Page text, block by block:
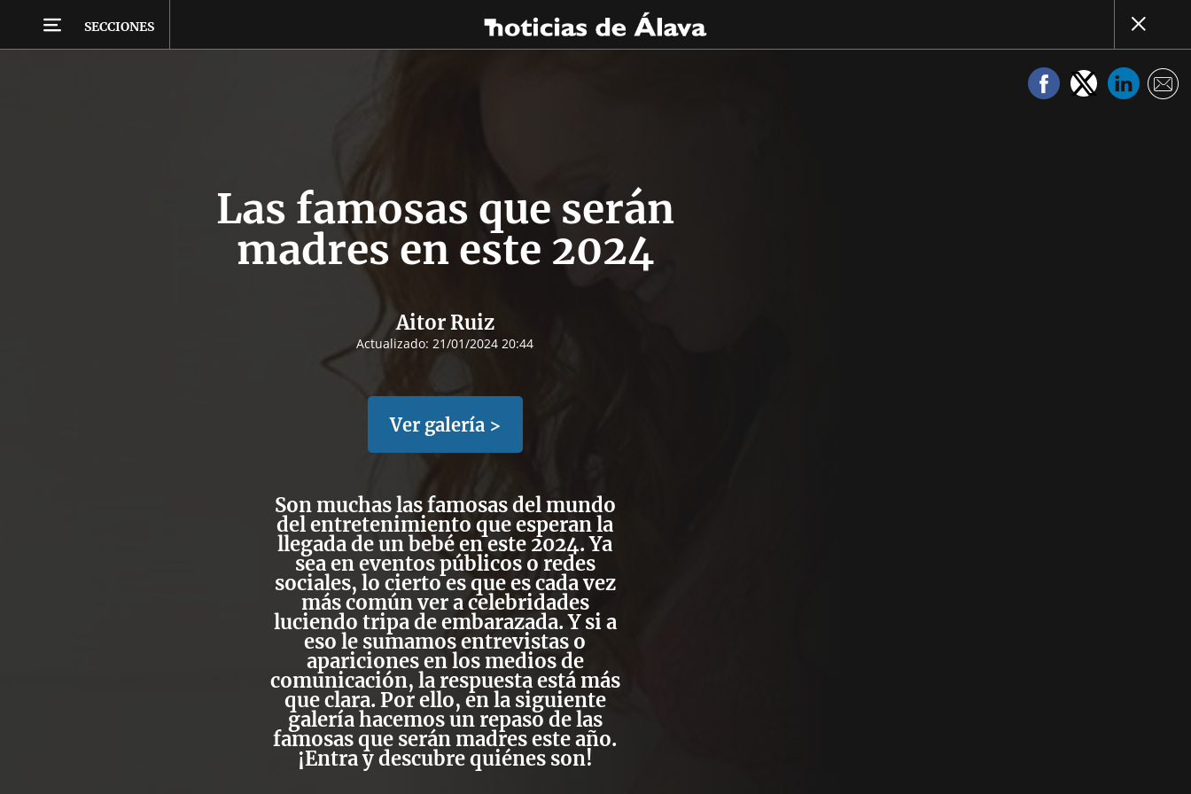
SECCIONES
Las famosas que serán
madres en este 2024
Aitor Ruiz
Actualizado: 21/01/2024 20:44
Ver galería >
Son muchas las famosas del mundo
del entretenimiento que esperan la
llegada de un bebé en este 2024. Ya
sea en eventos públicos o redes
sociales, lo cierto es que es cada vez
más común ver a celebridades
luciendo tripa de embarazada. Y si a
eso le sumamos entrevistas o
apariciones en los medios de
comunicación, la respuesta está más
que clara. Por ello, en la siguiente
galería hacemos un repaso de las
famosas que serán madres este año.
¡Entra y descubre quiénes son!